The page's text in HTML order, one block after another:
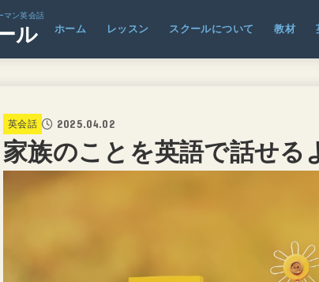
マン英会話
ル ホーム レッスン スクールについて 教材
英会話 2025.04.02
家族のことを英語で話せる